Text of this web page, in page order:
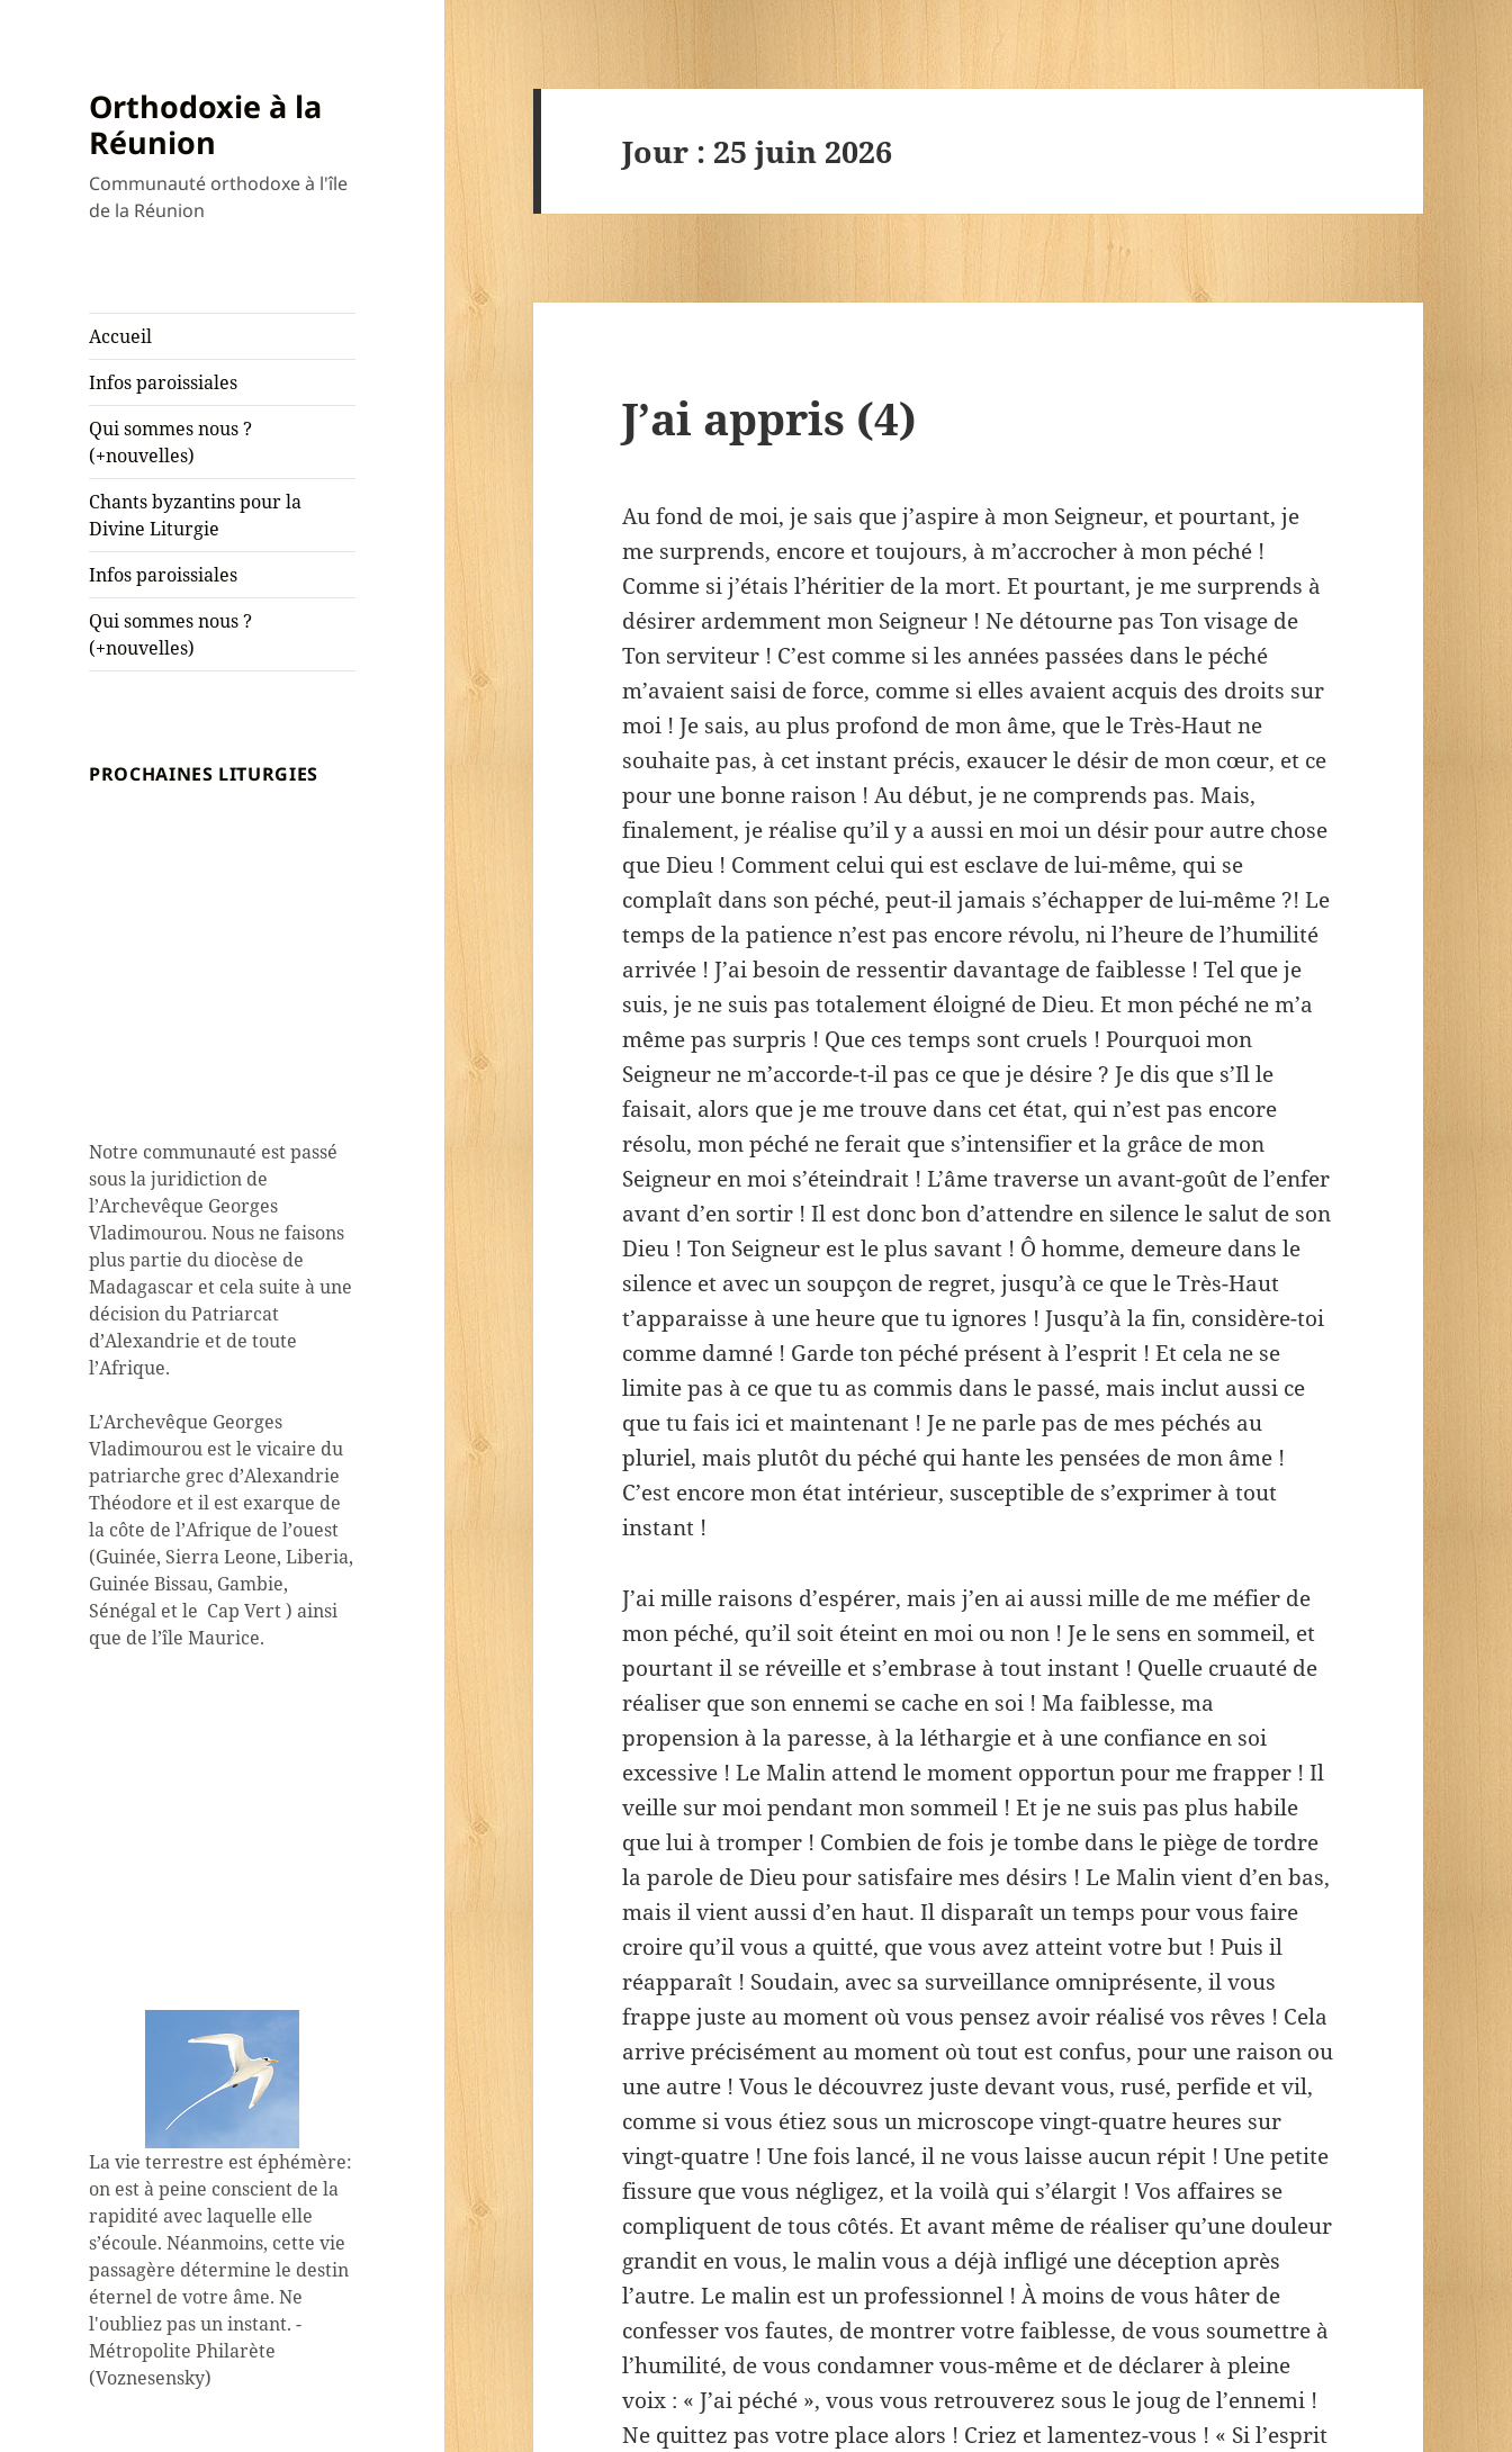
Orthodoxie à la
Réunion
Communauté orthodoxe à l'île
de la Réunion
Accueil
Infos paroissiales
Qui sommes nous ?
(+nouvelles)
Chants byzantins pour la
Divine Liturgie
Infos paroissiales
Qui sommes nous ?
(+nouvelles)
PROCHAINES LITURGIES
Notre communauté est passé
sous la juridiction de
l’Archevêque Georges
Vladimourou. Nous ne faisons
plus partie du diocèse de
Madagascar et cela suite à une
décision du Patriarcat
d’Alexandrie et de toute
l’Afrique.
L’Archevêque Georges
Vladimourou est le vicaire du
patriarche grec d’Alexandrie
Théodore et il est exarque de
la côte de l’Afrique de l’ouest
(Guinée, Sierra Leone, Liberia,
Guinée Bissau, Gambie,
Sénégal et le Cap Vert ) ainsi
que de l’île Maurice.
La vie terrestre est éphémère:
on est à peine conscient de la
rapidité avec laquelle elle
s’écoule. Néanmoins, cette vie
passagère détermine le destin
éternel de votre âme. Ne
l'oubliez pas un instant. -
Métropolite Philarète
(Voznesensky)
Jour : 25 juin 2026
J’ai appris (4)
Au fond de moi, je sais que j’aspire à mon Seigneur, et pourtant, je
me surprends, encore et toujours, à m’accrocher à mon péché !
Comme si j’étais l’héritier de la mort. Et pourtant, je me surprends à
désirer ardemment mon Seigneur ! Ne détourne pas Ton visage de
Ton serviteur ! C’est comme si les années passées dans le péché
m’avaient saisi de force, comme si elles avaient acquis des droits sur
moi ! Je sais, au plus profond de mon âme, que le Très-Haut ne
souhaite pas, à cet instant précis, exaucer le désir de mon cœur, et ce
pour une bonne raison ! Au début, je ne comprends pas. Mais,
finalement, je réalise qu’il y a aussi en moi un désir pour autre chose
que Dieu ! Comment celui qui est esclave de lui-même, qui se
complaît dans son péché, peut-il jamais s’échapper de lui-même ?! Le
temps de la patience n’est pas encore révolu, ni l’heure de l’humilité
arrivée ! J’ai besoin de ressentir davantage de faiblesse ! Tel que je
suis, je ne suis pas totalement éloigné de Dieu. Et mon péché ne m’a
même pas surpris ! Que ces temps sont cruels ! Pourquoi mon
Seigneur ne m’accorde-t-il pas ce que je désire ? Je dis que s’Il le
faisait, alors que je me trouve dans cet état, qui n’est pas encore
résolu, mon péché ne ferait que s’intensifier et la grâce de mon
Seigneur en moi s’éteindrait ! L’âme traverse un avant-goût de l’enfer
avant d’en sortir ! Il est donc bon d’attendre en silence le salut de son
Dieu ! Ton Seigneur est le plus savant ! Ô homme, demeure dans le
silence et avec un soupçon de regret, jusqu’à ce que le Très-Haut
t’apparaisse à une heure que tu ignores ! Jusqu’à la fin, considère-toi
comme damné ! Garde ton péché présent à l’esprit ! Et cela ne se
limite pas à ce que tu as commis dans le passé, mais inclut aussi ce
que tu fais ici et maintenant ! Je ne parle pas de mes péchés au
pluriel, mais plutôt du péché qui hante les pensées de mon âme !
C’est encore mon état intérieur, susceptible de s’exprimer à tout
instant !
J’ai mille raisons d’espérer, mais j’en ai aussi mille de me méfier de
mon péché, qu’il soit éteint en moi ou non ! Je le sens en sommeil, et
pourtant il se réveille et s’embrase à tout instant ! Quelle cruauté de
réaliser que son ennemi se cache en soi ! Ma faiblesse, ma
propension à la paresse, à la léthargie et à une confiance en soi
excessive ! Le Malin attend le moment opportun pour me frapper ! Il
veille sur moi pendant mon sommeil ! Et je ne suis pas plus habile
que lui à tromper ! Combien de fois je tombe dans le piège de tordre
la parole de Dieu pour satisfaire mes désirs ! Le Malin vient d’en bas,
mais il vient aussi d’en haut. Il disparaît un temps pour vous faire
croire qu’il vous a quitté, que vous avez atteint votre but ! Puis il
réapparaît ! Soudain, avec sa surveillance omniprésente, il vous
frappe juste au moment où vous pensez avoir réalisé vos rêves ! Cela
arrive précisément au moment où tout est confus, pour une raison ou
une autre ! Vous le découvrez juste devant vous, rusé, perfide et vil,
comme si vous étiez sous un microscope vingt-quatre heures sur
vingt-quatre ! Une fois lancé, il ne vous laisse aucun répit ! Une petite
fissure que vous négligez, et la voilà qui s’élargit ! Vos affaires se
compliquent de tous côtés. Et avant même de réaliser qu’une douleur
grandit en vous, le malin vous a déjà infligé une déception après
l’autre. Le malin est un professionnel ! À moins de vous hâter de
confesser vos fautes, de montrer votre faiblesse, de vous soumettre à
l’humilité, de vous condamner vous-même et de déclarer à pleine
voix : « J’ai péché », vous vous retrouverez sous le joug de l’ennemi !
Ne quittez pas votre place alors ! Criez et lamentez-vous ! « Si l’esprit